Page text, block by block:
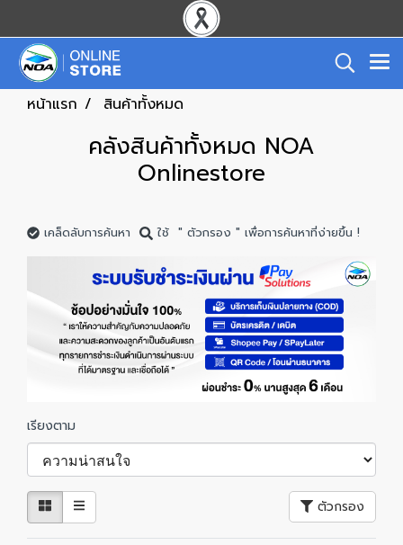
หน้าแรก สินค้าทั้งหมด
คลังสินค้าทั้งหมด NOA
Onlinestore
เคล็ดลับการค้นหา ใช้ " ตัวกรอง " เพื่อการค้นหาที่ง่ายขึ้น !
เรียงตาม
ตัวกรอง